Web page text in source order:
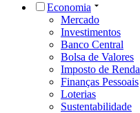
Economia
Mercado
Investimentos
Banco Central
Bolsa de Valores
Imposto de Renda
Finanças Pessoais
Loterias
Sustentabilidade